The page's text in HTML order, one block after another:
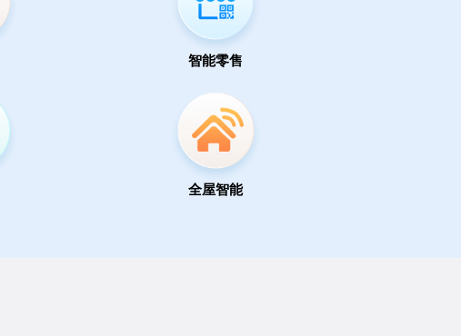
智能零售
全屋智能